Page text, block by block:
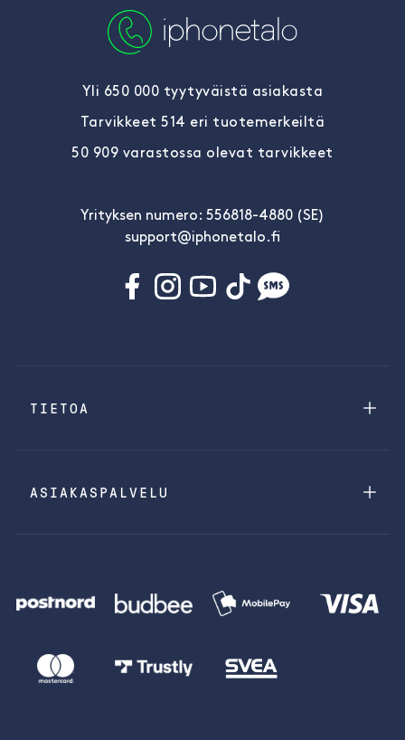
Yli 650 000 tyytyväistä asiakasta
Tarvikkeet 514 eri tuotemerkeiltä
50 909 varastossa olevat tarvikkeet
Yrityksen numero: 556818-4880 (SE)
support@iphonetalo.fi
TIETOA
ASIAKASPALVELU